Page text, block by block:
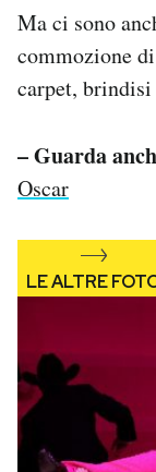
Hai
Esci
Ma ci sono
commozione
carpet,
– Guarda
Oscar